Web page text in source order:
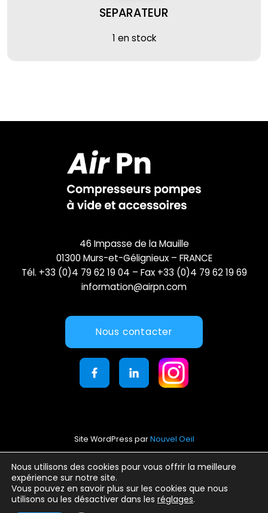
SEPARATEUR
1 en stock
Nous utilisons des cookies pour vous offrir la meilleure
expérience sur notre site.
Vous pouvez en savoir plus sur les cookies que nous
utilisons ou les désactiver dans les réglages.
46 Impasse de la Mauille
01300 Murs-et-Gélignieux – FRANCE
Tél. +33 (0)4 79 62 19 04 – Fax +33 (0)4 79 62 19 69
information@airpn.com
Nous contacter
Site WordPress parNouvel Oeil
Mentions légales
Conditions générales d’utilisation
Politique de confidentialité